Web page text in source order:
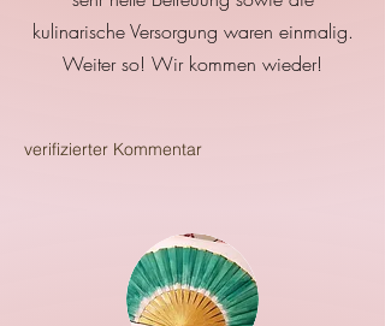
kulinarische Versorgung waren einmalig.
Weiter so! Wir kommen wieder!
verifizierter Kommentar